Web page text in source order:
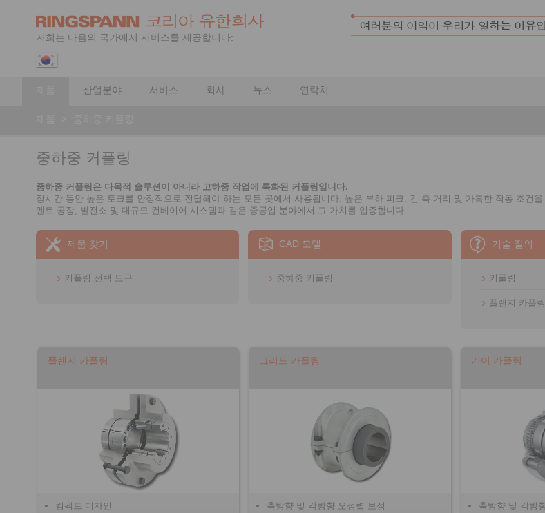
저희는 다음의 국가에서 서비스를 제공합니다:
산업분야 서비스 회사 뉴스 연락처
중하중 커플링
중하중 커플링은 다목적 솔루션이 아니라 고하중 작업에 특화된 커플링입니다.
장시간 동안 높은 토크를 안정적으로 전달해야 하는 모든 곳에서 사용됩니다. 높은 부하 피크, 긴 축 거리 및 가혹한 작동 조건을
멘트 공장, 발전소 및 대규모 컨베이어 시스템과 같은 중공업 분야에서 그 가치를 입증합니다.
제품 찾기
커플링 선택 도구
CAD 모델
중하중 커플링
기술 질의
커플링
플랜지 카플링
플랜지 카플링
컴팩트 디자인
그리드 카플링
축방향 및 각방향 오정렬 보정
기어 카플링
축방향 및 각방